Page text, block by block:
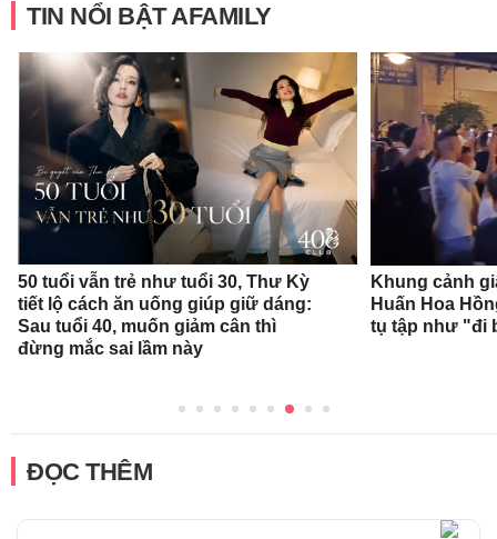
TIN NỔI BẬT AFAMILY
50 tuổi vẫn trẻ như tuổi 30, Thư Kỳ
tiết lộ cách ăn uống giúp giữ dáng:
Sau tuổi 40, muốn giảm cân thì
đừng mắc sai lầm này
Khung cảnh
Huấn Hoa
tụ tập như "đi
ĐỌC THÊM